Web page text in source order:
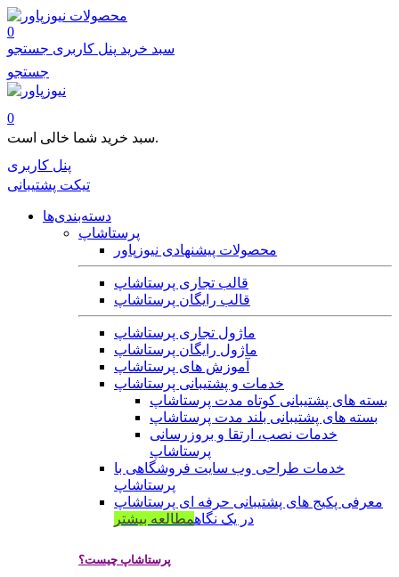
محصولات
0
سبد خرید پنل کاربری جستجو
جستجو
0
سبد خرید شما خالی است.
پنل کاربری
تیکت پشتیبانی
دسته‌بندی‌ها
پرستاشاپ
محصولات پیشنهادی نیوزپاور
قالب تجاری پرستاشاپ
قالب رایگان پرستاشاپ
ماژول تجاری پرستاشاپ
ماژول رایگان پرستاشاپ
آموزش های پرستاشاپ
خدمات و پشتیبانی پرستاشاپ
بسته های پشتیبانی کوتاه مدت پرستاشاپ
بسته های پشتیبانی بلند مدت پرستاشاپ
خدمات نصب، ارتقا و بروزرسانی
پرستاشاپ
خدمات طراحی وب سایت فروشگاهی با
پرستاشاپ
معرفی پکیج های پشتیبانی حرفه ای پرستاشاپ
در یک نگاهمطالعه بیشتر
پرستاشاپ چیست؟